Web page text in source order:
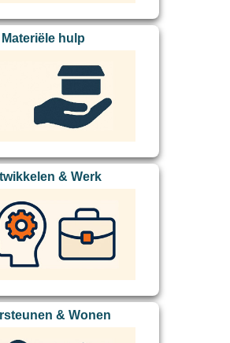
hulp
& Werk
& Wonen